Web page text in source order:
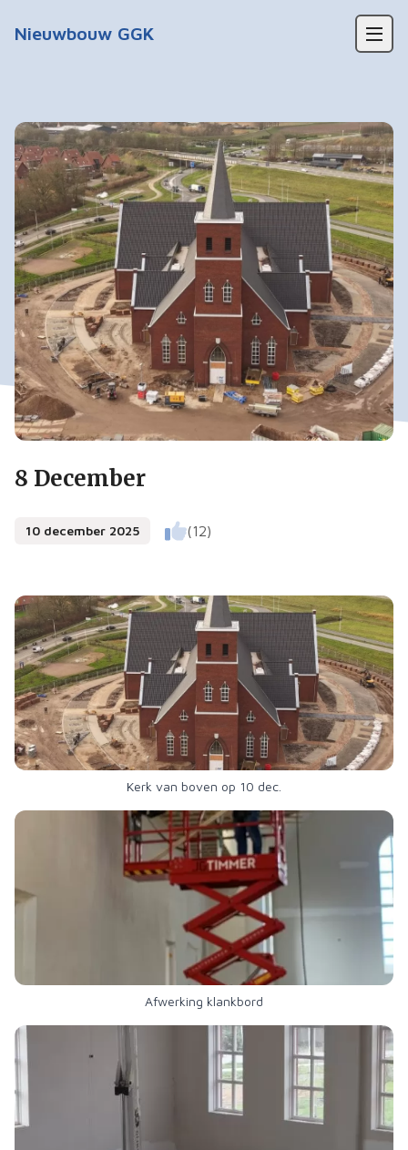
Nieuwbouw GGK
8 December
10 december 2025 (12)
Kerk van boven op 10 dec.
Afwerking klankbord